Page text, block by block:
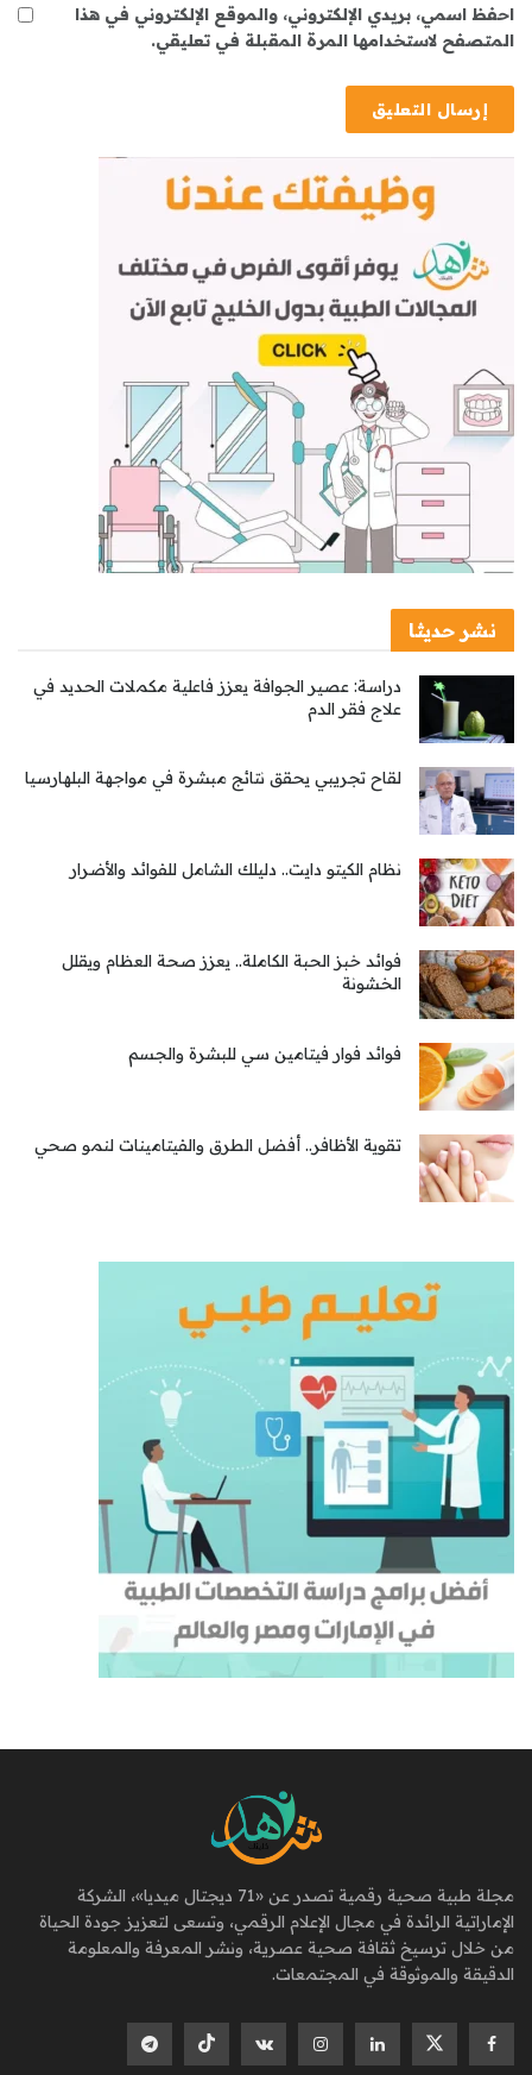
احفظ اسمي، بريدي الإلكتروني، والموقع الإلكتروني في هذا
المتصفح لاستخدامها المرة المقبلة في تعليقي.
نشر حديثا
دراسة: عصير الجوافة يعزز فاعلية مكملات الحديد في
علاج فقر الدم
لقاح تجريبي يحقق نتائج مبشرة في مواجهة البلهارسيا
نظام الكيتو دايت.. دليلك الشامل للفوائد والأضرار
فوائد خبز الحبة الكاملة.. يعزز صحة العظام ويقلل
الخشونة
فوائد فوار فيتامين سي للبشرة والجسم
تقوية الأظافر.. أفضل الطرق والفيتامينات لنمو صحي
مجلة طبية صحية رقمية تصدر عن «71 ديجتال ميديا»، الشركة
الإماراتية الرائدة في مجال الإعلام الرقمي، وتسعى لتعزيز جودة الحياة
من خلال ترسيخ ثقافة صحية عصرية، ونشر المعرفة والمعلومة
الدقيقة والموثوقة في المجتمعات.